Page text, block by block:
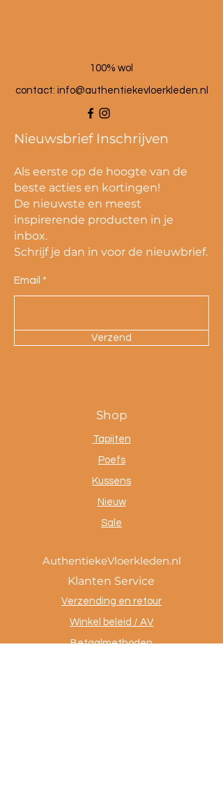
100% wol
contact: info@authentiekevloerkleden.nl
Nieuwsbrief Inschrijven
Als eerste op de hoogte van de
beste acties en kortingen!
De nieuwste en meest
inspirerende producten in je
inbox.
Schrijf je dan in voor de nieuwbrief.
Email
Verzend
Shop
Tapijten
Poefs
Kussens
Nieuw
Sale
AuthentiekeVloerkleden.nl
Klanten Service
Verzending en retour
Winkel beleid / AV
Betaalmethoden